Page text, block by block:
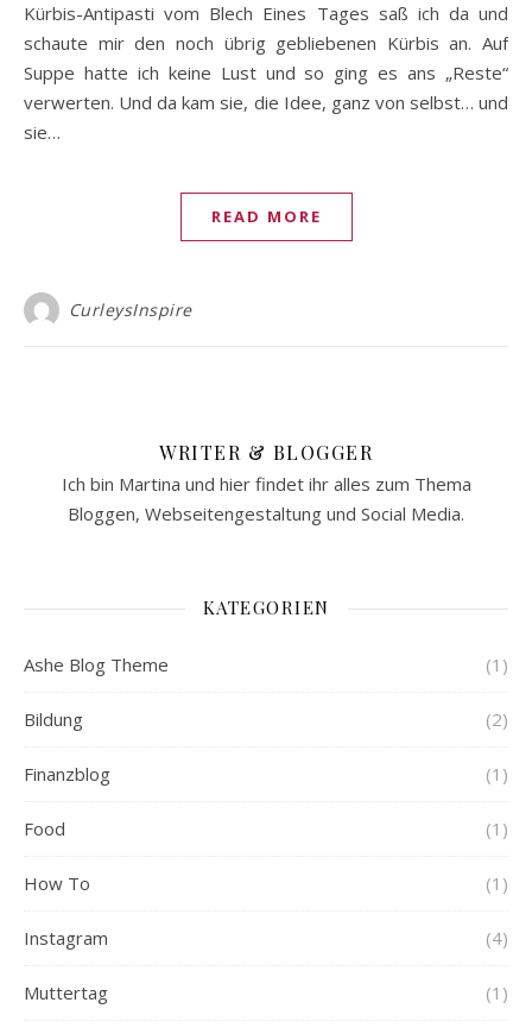
Kürbis-Antipasti vom Blech Eines Tages saß ich da und
schaute mir den noch übrig gebliebenen Kürbis an. Auf
Suppe hatte ich keine Lust und so ging es ans „Reste“
verwerten. Und da kam sie, die Idee, ganz von selbst… und
sie…
READ MORE
CurleysInspire
WRITER & BLOGGER
Ich bin Martina und hier findet ihr alles zum Thema
Bloggen, Webseitengestaltung und Social Media.
KATEGORIEN
Ashe Blog Theme (1)
Bildung (2)
Finanzblog (1)
Food (1)
How To (1)
Instagram (4)
Muttertag (1)